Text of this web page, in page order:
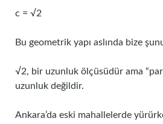
c = √2
Bu geometrik yapı aslında bize
√2, bir uzunluk ölçüsüdür ama
uzunluk değildir.
Ankara’da eski mahallelerde